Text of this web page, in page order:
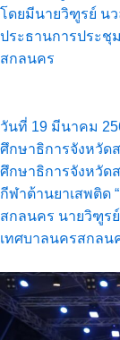
โดยมีนายวิฑูรย์ น
ประธานการประชุ
สกลนคร
วันที่ 19 มีนาคม
ศึกษาธิการจังหวัด
ศึกษาธิการจังหวัด
กีฬาต้านยาเสพติด
สกลนคร นายวิฑูร
เทศบาลนครสกลน